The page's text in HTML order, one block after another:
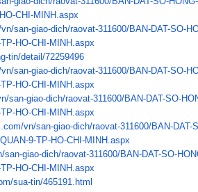
CHI-MINH.aspx
san-giao-dich/raovat-311600/BAN-DAT-SO-
HO-CHI-MINH.aspx
tin/detail/72259496
san-giao-dich/raovat-311600/BAN-DAT-SO-
HO-CHI-MINH.aspx
san-giao-dich/raovat-311600/BAN-DAT-SO-
HO-CHI-MINH.aspx
vn/san-giao-dich/raovat-311600/BAN-DAT-
9-TP-HO-CHI-MINH.aspx
san-giao-dich/raovat-311600/BAN-DAT-SO-
HO-CHI-MINH.aspx
sua-tin/465191.html